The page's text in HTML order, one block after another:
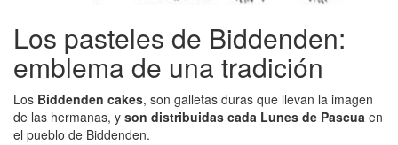
Los pasteles de Biddenden:
emblema de una tradición
Los Biddenden cakes, son galletas duras que llevan la imagen
de las hermanas, y son distribuidas cada Lunes de Pascua en
el pueblo de Biddenden.